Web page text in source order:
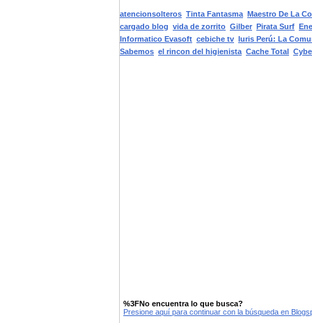
atencionsolteros Tinta Fantasma Maestro De La
cargado blog vida de zorrito Gilber Pirata Surf
Informatico Evasoft cebiche tv Iuris Perú: La
Sabemos el rincon del higienista Cache Total
%3FNo encuentra lo que busca?
Presione aquí para continuar con la búsqueda en